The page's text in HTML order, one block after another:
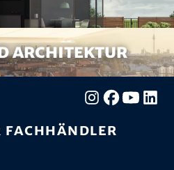
halten Sie Ihr Gerät
halten Sie Ihr Gerät
halten Sie Ihr Gerät
Architektur